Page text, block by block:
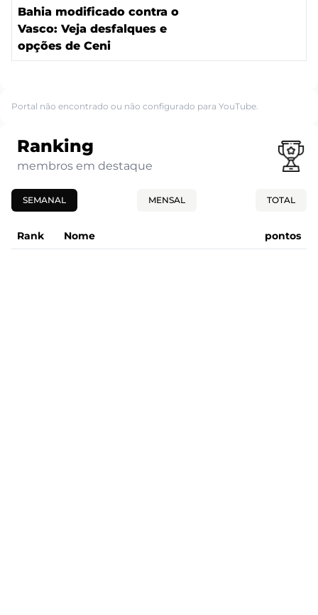
Bahia modificado contra o
Vasco: Veja desfalques e
opções de Ceni
Portal não encontrado ou não configurado para YouTube.
Ranking
membros em destaque
SEMANAL MENSAL TOTAL
Rank Nome pontos